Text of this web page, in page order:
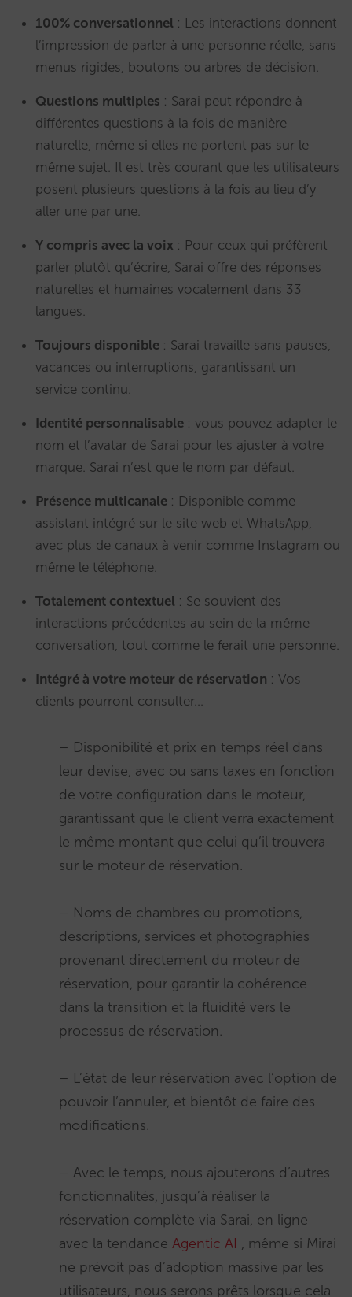
100% conversationnel : Les interactions donnent
l’impression de parler à une personne réelle, sans
menus rigides, boutons ou arbres de décision.
Questions multiples : Sarai peut répondre à
différentes questions à la fois de manière
naturelle, même si elles ne portent pas sur le
même sujet. Il est très courant que les utilisateurs
posent plusieurs questions à la fois au lieu d’y
aller une par une.
Y compris avec la voix : Pour ceux qui préfèrent
parler plutôt qu’écrire, Sarai offre des réponses
naturelles et humaines vocalement dans 33
langues.
Toujours disponible : Sarai travaille sans pauses,
vacances ou interruptions, garantissant un
service continu.
Identité personnalisable : vous pouvez adapter le
nom et l’avatar de Sarai pour les ajuster à votre
marque. Sarai n’est que le nom par défaut.
Présence multicanale : Disponible comme
assistant intégré sur le site web et WhatsApp,
avec plus de canaux à venir comme Instagram ou
même le téléphone.
Totalement contextuel : Se souvient des
interactions précédentes au sein de la même
conversation, tout comme le ferait une personne.
Intégré à votre moteur de réservation : Vos
clients pourront consulter…
– Disponibilité et prix en temps réel dans
leur devise, avec ou sans taxes en fonction
de votre configuration dans le moteur,
garantissant que le client verra exactement
le même montant que celui qu’il trouvera
sur le moteur de réservation.
– Noms de chambres ou promotions,
descriptions, services et photographies
provenant directement du moteur de
réservation, pour garantir la cohérence
dans la transition et la fluidité vers le
processus de réservation.
– L’état de leur réservation avec l’option de
pouvoir l’annuler, et bientôt de faire des
modifications.
– Avec le temps, nous ajouterons d’autres
fonctionnalités, jusqu’à réaliser la
réservation complète via Sarai, en ligne
avec la tendance Agentic AI , même si Mirai
ne prévoit pas d’adoption massive par les
utilisateurs, nous serons prêts lorsque cela